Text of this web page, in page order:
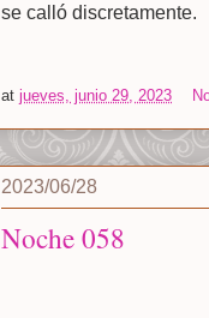
se calló discretamente.
at jueves, junio 29, 2023
2023/06/28
Noche 058